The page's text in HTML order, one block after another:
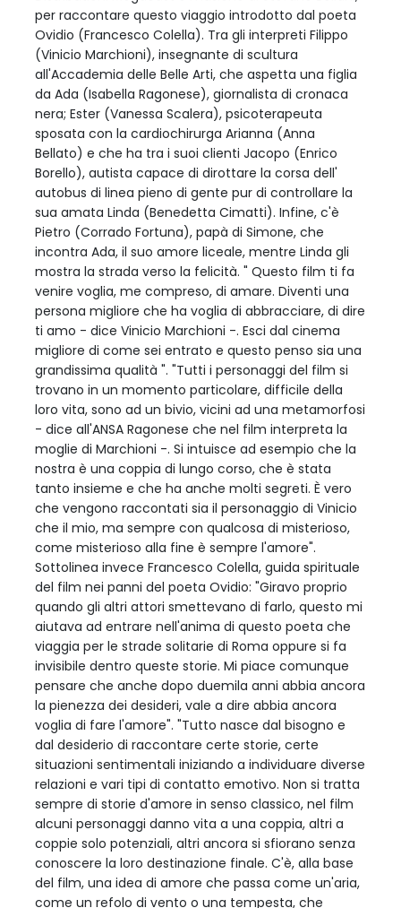
per raccontare questo viaggio introdotto dal poeta
Ovidio (Francesco Colella). Tra gli interpreti Filippo
(Vinicio Marchioni), insegnante di scultura
all'Accademia delle Belle Arti, che aspetta una figlia
da Ada (Isabella Ragonese), giornalista di cronaca
nera; Ester (Vanessa Scalera), psicoterapeuta
sposata con la cardiochirurga Arianna (Anna
Bellato) e che ha tra i suoi clienti Jacopo (Enrico
Borello), autista capace di dirottare la corsa dell'
autobus di linea pieno di gente pur di controllare la
sua amata Linda (Benedetta Cimatti). Infine, c'è
Pietro (Corrado Fortuna), papà di Simone, che
incontra Ada, il suo amore liceale, mentre Linda gli
mostra la strada verso la felicità. " Questo film ti fa
venire voglia, me compreso, di amare. Diventi una
persona migliore che ha voglia di abbracciare, di dire
ti amo - dice Vinicio Marchioni -. Esci dal cinema
migliore di come sei entrato e questo penso sia una
grandissima qualità ". "Tutti i personaggi del film si
trovano in un momento particolare, difficile della
loro vita, sono ad un bivio, vicini ad una metamorfosi
- dice all'ANSA Ragonese che nel film interpreta la
moglie di Marchioni -. Si intuisce ad esempio che la
nostra è una coppia di lungo corso, che è stata
tanto insieme e che ha anche molti segreti. È vero
che vengono raccontati sia il personaggio di Vinicio
che il mio, ma sempre con qualcosa di misterioso,
come misterioso alla fine è sempre l'amore".
Sottolinea invece Francesco Colella, guida spirituale
del film nei panni del poeta Ovidio: "Giravo proprio
quando gli altri attori smettevano di farlo, questo mi
aiutava ad entrare nell'anima di questo poeta che
viaggia per le strade solitarie di Roma oppure si fa
invisibile dentro queste storie. Mi piace comunque
pensare che anche dopo duemila anni abbia ancora
la pienezza dei desideri, vale a dire abbia ancora
voglia di fare l'amore". "Tutto nasce dal bisogno e
dal desiderio di raccontare certe storie, certe
situazioni sentimentali iniziando a individuare diverse
relazioni e vari tipi di contatto emotivo. Non si tratta
sempre di storie d'amore in senso classico, nel film
alcuni personaggi danno vita a una coppia, altri a
coppie solo potenziali, altri ancora si sfiorano senza
conoscere la loro destinazione finale. C'è, alla base
del film, una idea di amore che passa come un'aria,
come un refolo di vento o una tempesta, che